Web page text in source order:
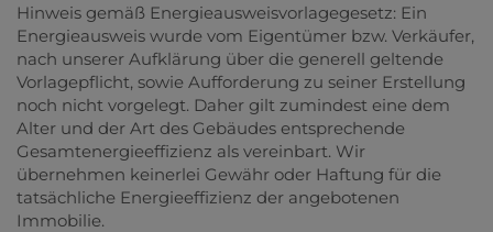
Hinweis gemäß Energieausweisvorlagegesetz: Ein
Energieausweis wurde vom Eigentümer bzw. Verkäufer,
nach unserer Aufklärung über die generell geltende
Vorlagepflicht, sowie Aufforderung zu seiner Erstellung
noch nicht vorgelegt. Daher gilt zumindest eine dem
Alter und der Art des Gebäudes entsprechende
Gesamtenergieeffizienz als vereinbart. Wir
übernehmen keinerlei Gewähr oder Haftung für die
tatsächliche Energieeffizienz der angebotenen
Immobilie.